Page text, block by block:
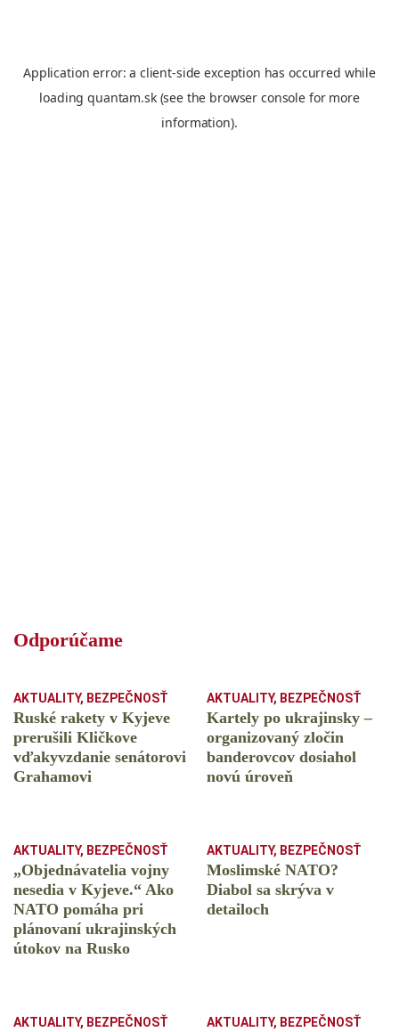
Odporúčame
AKTUALITY, BEZPEČNOSŤ
Ruské rakety v Kyjeve
prerušili Kličkove
vďakyvzdanie senátorovi
Grahamovi
AKTUALITY, BEZPEČNOSŤ
Kartely po ukrajinsky –
organizovaný zločin
banderovcov dosiahol
novú úroveň
AKTUALITY, BEZPEČNOSŤ
„Objednávatelia vojny
nesedia v Kyjeve.“ Ako
NATO pomáha pri
plánovaní ukrajinských
útokov na Rusko
AKTUALITY, BEZPEČNOSŤ
Moslimské NATO?
Diabol sa skrýva v
detailoch
AKTUALITY, BEZPEČNOSŤ AKTUALITY, BEZPEČNOSŤ